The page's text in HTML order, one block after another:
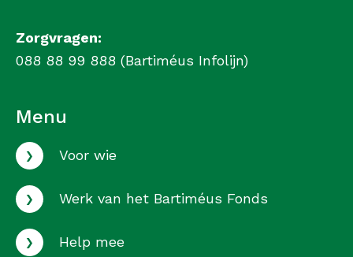
Zorgvragen:
088 88 99 888 (Bartiméus Infolijn)
Menu
› Voor wie
› Werk van het Bartiméus Fonds
› Help mee